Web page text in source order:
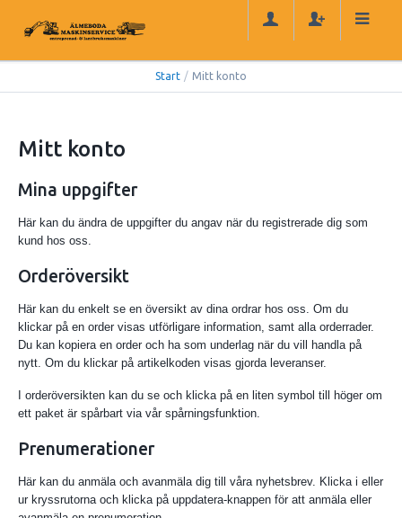
Start / Mitt konto
Mitt konto
Mina uppgifter
Här kan du ändra de uppgifter du angav när du registrerade dig som
kund hos oss.
Orderöversikt
Här kan du enkelt se en översikt av dina ordrar hos oss. Om du
klickar på en order visas utförligare information, samt alla orderrader.
Du kan kopiera en order och ha som underlag när du vill handla på
nytt. Om du klickar på artikelkoden visas gjorda leveranser.
I orderöversikten kan du se och klicka på en liten symbol till höger om
ett paket är spårbart via vår spårningsfunktion.
Prenumerationer
Här kan du anmäla och avanmäla dig till våra nyhetsbrev. Klicka i eller
ur kryssrutorna och klicka på uppdatera-knappen för att anmäla eller